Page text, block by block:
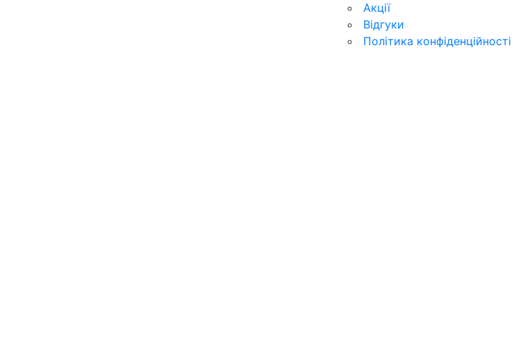
Акції
Відгуки
Політика конфіденційності